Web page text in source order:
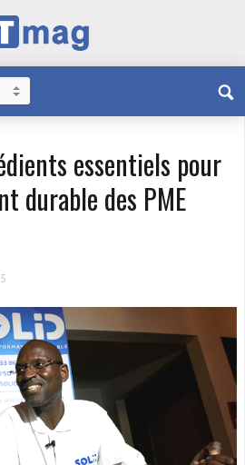
essentiels pour
durable des PME